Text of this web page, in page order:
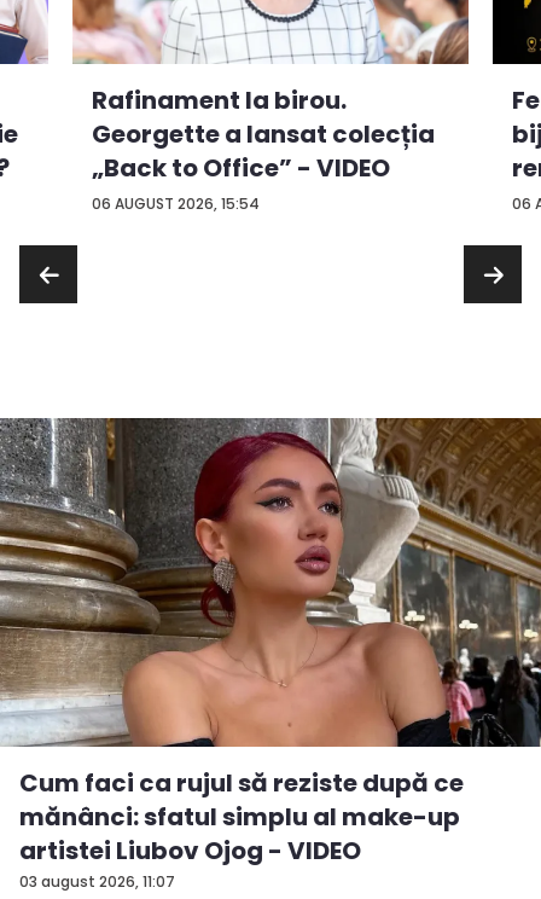
06 AUGUST 2026, 15:54
Rafinament la birou.
Georgette a lansat colecția
„Back to Office” - VIDEO
06
...
03 august 2026, 11:07
Cum faci ca rujul să reziste după ce
mănânci: sfatul simplu al make-up
artistei Liubov Ojog - VIDEO